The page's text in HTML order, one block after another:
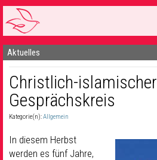
Startseite
1 Pfarrei
16 Gemeinden & mehr
Sakramente & Feste
Aktuelles
Christlich-islamischer
Gesprächskreis
Kategorie(n):Allgemein
In diesem Herbst
werden es fünf Jahre,